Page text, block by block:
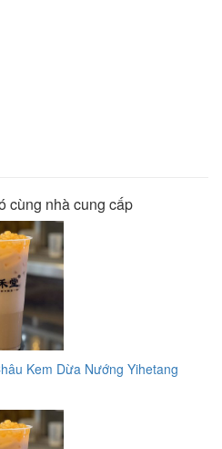
cùng nhà cung cấp
Kem Dừa Nướng Yihetang